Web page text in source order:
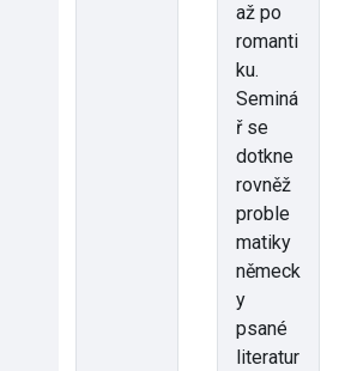
až po
romanti
ku.
Seminá
ř se
dotkne
rovněž
proble
matiky
německ
y
psané
literatur